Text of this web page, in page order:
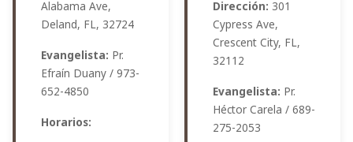
Alabama Ave,
Deland, FL, 32724
Evangelista: Pr.
Efraín Duany / 973-
652-4850
Horarios:
Dirección: 301
Cypress Ave,
Crescent City, FL,
32112
Evangelista: Pr.
Héctor Carela / 689-
275-2053